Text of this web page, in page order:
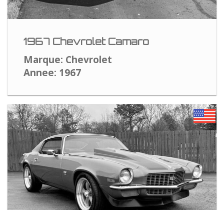
1967 Chevrolet Camaro
Marque: Chevrolet
Annee: 1967